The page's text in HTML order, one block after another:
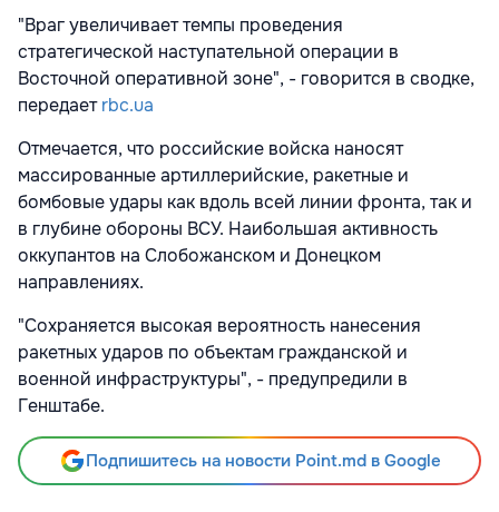
"Враг увеличивает темпы проведения
стратегической наступательной операции в
Восточной оперативной зоне", - говорится в сводке,
передаетrbc.ua
Отмечается, что российские войска наносят
массированные артиллерийские, ракетные и
бомбовые удары как вдоль всей линии фронта, так и
в глубине обороны ВСУ. Наибольшая активность
оккупантов на Слобожанском и Донецком
направлениях.
"Сохраняется высокая вероятность нанесения
ракетных ударов по объектам гражданской и
военной инфраструктуры", - предупредили в
Генштабе.
Подпишитесь на новости Point.md в Google